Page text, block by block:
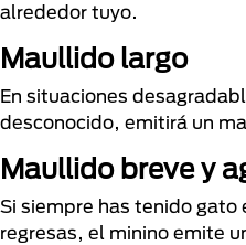
alrededor tuyo.
Maullido largo
En situaciones
desconocido, emitirá un
Maullido breve y
Si siempre has tenido gato
regresas, el minino emite